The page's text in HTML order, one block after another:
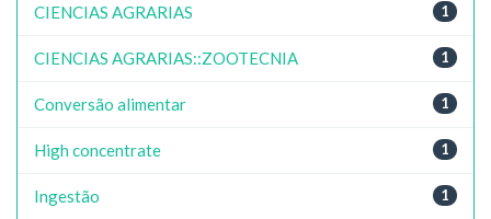
1
CIENCIAS AGRARIAS
1
CIENCIAS AGRARIAS::ZOOTECNIA
1
Conversão alimentar
1
High concentrate
1
Ingestão